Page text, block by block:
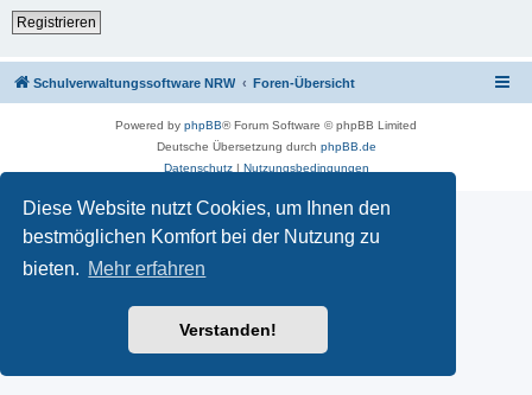
Diese Website nutzt Cookies, um Ihnen den
bestmöglichen Komfort bei der Nutzung zu
bieten. Mehr erfahren
Verstanden!
Registrieren
Schulverwaltungssoftware NRW Foren-Übersicht
Powered by phpBB® Forum Software © phpBB Limited
Deutsche Übersetzung durch phpBB.de
Datenschutz| Nutzungsbedingungen